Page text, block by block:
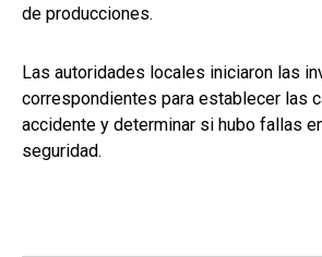
de producciones.
Las autoridades locales iniciaron las
correspondientes para establecer las
accidente y determinar si hubo fallas
seguridad.